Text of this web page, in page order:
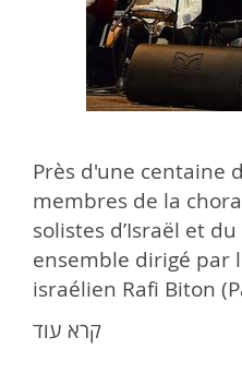
Près d'une centaine
membres de la
solistes d’Israël et
ensemble dirigé par
israélien Rafi Biton
26.12.18).
קרא עוד